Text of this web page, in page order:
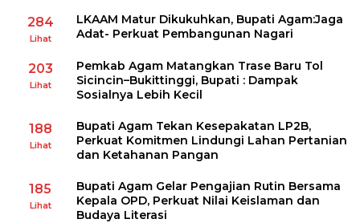
284
Lihat
LKAAM Matur Dikukuhkan, Bupati Agam:Jaga
Adat- Perkuat Pembangunan Nagari
203
Lihat
Pemkab Agam Matangkan Trase Baru Tol
Sicincin–Bukittinggi, Bupati : Dampak
Sosialnya Lebih Kecil
188
Lihat
Bupati Agam Tekan Kesepakatan LP2B,
Perkuat Komitmen Lindungi Lahan Pertanian
dan Ketahanan Pangan
185
Lihat
Bupati Agam Gelar Pengajian Rutin Bersama
Kepala OPD, Perkuat Nilai Keislaman dan
Budaya Literasi